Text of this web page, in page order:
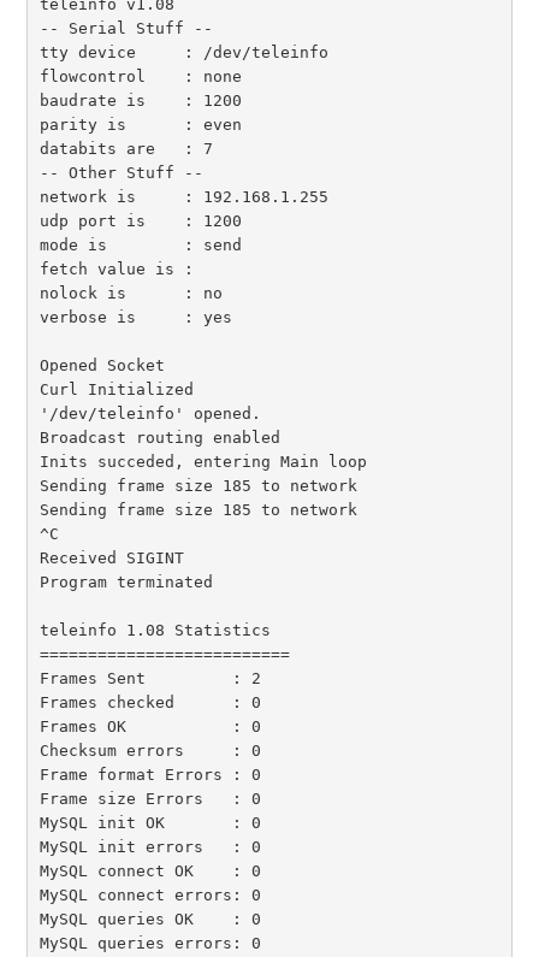
teleinfo v1.08
-- Serial Stuff --
tty device     : /dev/teleinfo
flowcontrol    : none
baudrate is    : 1200
parity is      : even
databits are   : 7
-- Other Stuff --
network is     : 192.168.1.255
udp port is    : 1200
mode is        : send
fetch value is :
nolock is      : no
verbose is     : yes
Opened Socket
Curl Initialized
'/dev/teleinfo' opened.
Broadcast routing enabled
Inits succeded, entering Main loop
Sending frame size 185 to network
Sending frame size 185 to network
^C
Received SIGINT
Program terminated
teleinfo 1.08 Statistics
==========================
Frames Sent         : 2
Frames checked      : 0
Frames OK           : 0
Checksum errors     : 0
Frame format Errors : 0
Frame size Errors   : 0
MySQL init OK       : 0
MySQL init errors   : 0
MySQL connect OK    : 0
MySQL connect errors: 0
MySQL queries OK    : 0
MySQL queries errors: 0